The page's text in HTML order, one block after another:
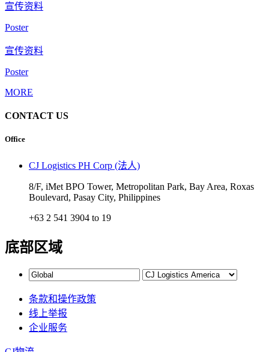
宣传资料
Poster
宣传资料
Poster
MORE
CONTACT US
Office
CJ Logistics PH Corp (法人)
8/F, iMet BPO Tower, Metropolitan Park, Bay Area, Roxas
Boulevard, Pasay City, Philippines
+63 2 541 3904 to 19
底部区域
条款和操作政策
线上举报
企业服务